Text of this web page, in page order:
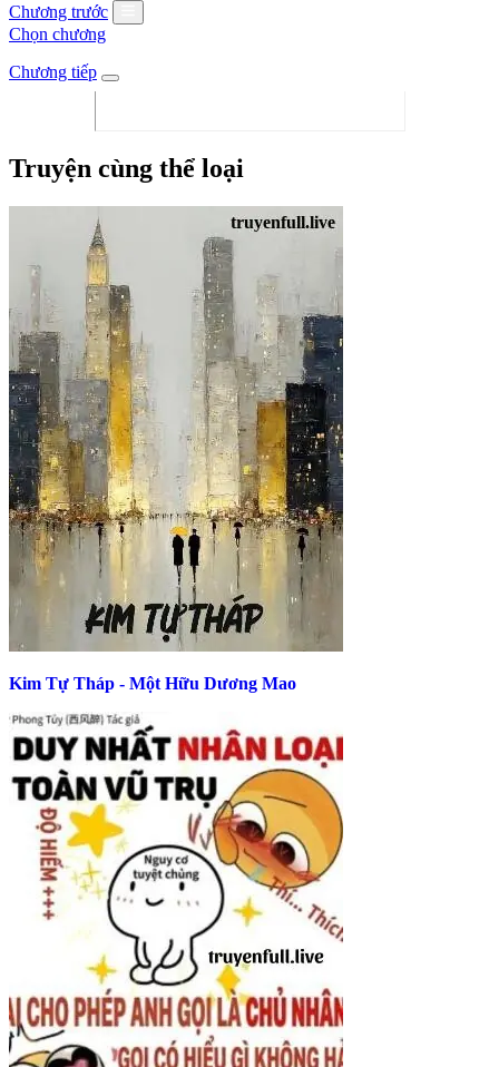
Chương trước
Chọn chương
Chương tiếp
Truyện cùng thể loại
Kim Tự Tháp - Một Hữu Dương Mao